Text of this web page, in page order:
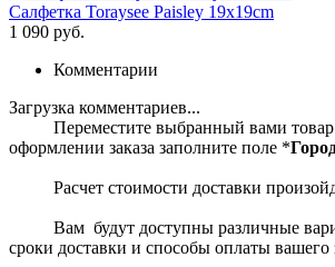
Салфетка Toraysee Paisley 19x19cm
1 090 руб.
Комментарии
Загрузка комментариев...
Переместите выбранный вами товар
оформлении заказа заполните поле *
Расчет стоимости доставки
Вам будут доступны различные
сроки доставки и способы оплаты вашего